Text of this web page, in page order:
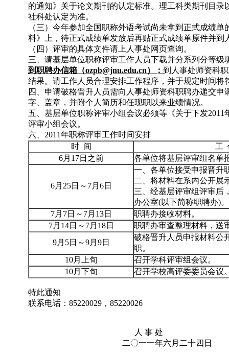
的通知》关于论文期刊的认定标准。理工科类期刊目
社科处认定为准。
（三）今年参加全国职称外语考试尚未拿到正式成绩
料》上，待正式成绩单发放后再贴正式成绩单原件并到
（四）评审的具体文件请上人事处网页查询。
三、请基层单位职称评审工作人员下载并分系列分等
到职聘办信箱（ozpb@jnu.edu.cn）； 到人事处师资科
结果。请工作人员合理安排工作程序，并于规定时间
四、申请破格晋升人员需向人事处师资科职聘办递交
字、盖章，并附个人简历和任现职以来业绩情况。
五、基层单位职称评审小组会议必须等《关于下发
评审小组会议。
六、2011年职称评审工作时间安排
时 间
工
6月17日之前
各单位将基层评审组名单
6月25日～7月6日
一、各单位接受申报晋升
二、将材料在系内公开展
三、经基层评审组评审后
办公室(以下简称职聘办)。
7月7日～7月13日
职聘办接收材料。
7月14日～7月18日
职聘办审查整理材料，送
9月5日～9月9日
破格晋升人员申报材料公
职。
10月上旬
召开学科评审组会议。
10月下旬
召开学校高评委委员会议
特此通知
联系电话：85220029，85220026
人 事 处
二〇一一年六月二十四日